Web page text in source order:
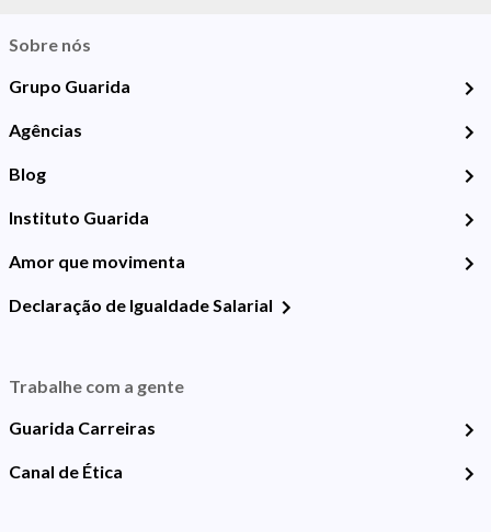
Sobre nós
Grupo Guarida
Agências
Blog
Instituto Guarida
Amor que movimenta
Declaração de Igualdade Salarial
Trabalhe com a gente
Guarida Carreiras
Canal de Ética